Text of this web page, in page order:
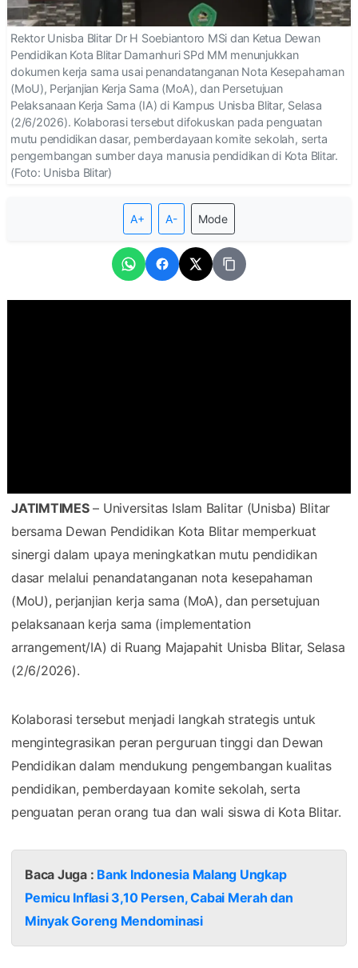
Rektor Unisba Blitar Dr H Soebiantoro MSi dan Ketua Dewan
Pendidikan Kota Blitar Damanhuri SPd MM menunjukkan
dokumen kerja sama usai penandatanganan Nota Kesepahaman
(MoU), Perjanjian Kerja Sama (MoA), dan Persetujuan
Pelaksanaan Kerja Sama (IA) di Kampus Unisba Blitar, Selasa
(2/6/2026). Kolaborasi tersebut difokuskan pada penguatan
mutu pendidikan dasar, pemberdayaan komite sekolah, serta
pengembangan sumber daya manusia pendidikan di Kota Blitar.
(Foto: Unisba Blitar)
A+ A- Mode
JATIMTIMES– Universitas Islam Balitar (Unisba) Blitar
bersama Dewan Pendidikan Kota Blitar memperkuat
sinergi dalam upaya meningkatkan mutu pendidikan
dasar melalui penandatanganan nota kesepahaman
(MoU), perjanjian kerja sama (MoA), dan persetujuan
pelaksanaan kerja sama (implementation
arrangement/IA) di Ruang Majapahit Unisba Blitar, Selasa
(2/6/2026).
Kolaborasi tersebut menjadi langkah strategis untuk
mengintegrasikan peran perguruan tinggi dan Dewan
Pendidikan dalam mendukung pengembangan kualitas
pendidikan, pemberdayaan komite sekolah, serta
penguatan peran orang tua dan wali siswa di Kota Blitar.
Baca Juga : Bank Indonesia Malang Ungkap
Pemicu Inflasi 3,10 Persen, Cabai Merah dan
Minyak Goreng Mendominasi